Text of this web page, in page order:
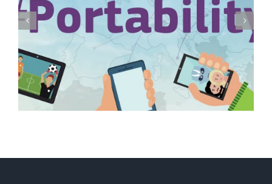
Conservazione elettronica documenti a rilevanza
tributaria: termini